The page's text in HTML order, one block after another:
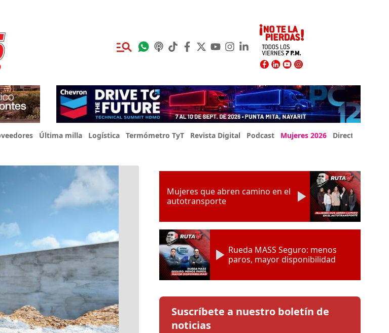
Última milla Logística Termómetro TyT Revista Digital Podcast Mujeres 2026 Directorio Expo
Mujeres que abren camino en el
autotransporte
Rueda MASS Seguro: menos
paros, mayor disponibilidad
Suscríbete a nuestro boletín de
noticias